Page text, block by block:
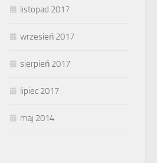
listopad 2017
wrzesień 2017
sierpień 2017
lipiec 2017
maj 2014